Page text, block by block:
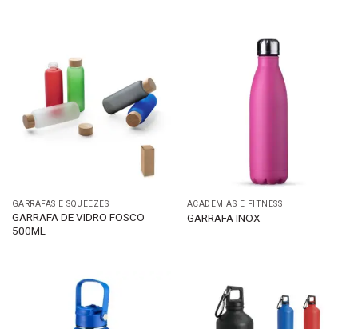
GARRAFAS E SQUEEZES
GARRAFA DE VIDRO FOSCO
500ML
ACADEMIAS E FITNESS
GARRAFA INOX